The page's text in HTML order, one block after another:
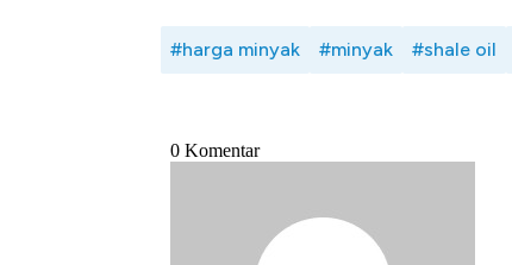
#harga minyak #minyak #shale oil